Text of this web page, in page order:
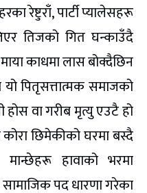
रेष्टुराँ, पार्टी प्यालेसहरू
तिजको गित घन्काउँदै
काधमा लास बोक्दैछिन
पितृसत्तात्मक समाजको
होस वा गरीब मृत्यु एउटै हो
छिमेकीको घरमा बस्दै
हावाको भरमा
पद धारणा गरेका